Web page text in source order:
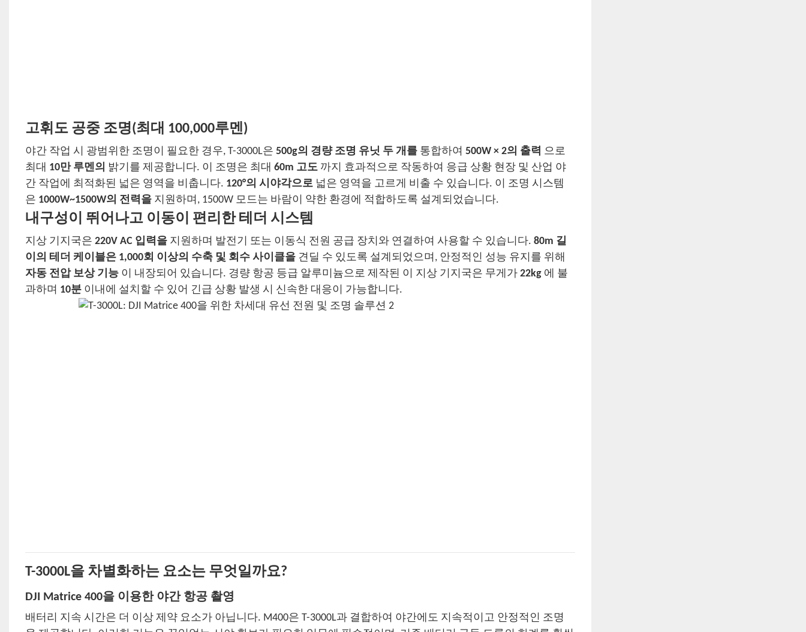
고휘도 공중 조명(최대 100,000루멘)
야간 작업 시 광범위한 조명이 필요한 경우, T-3000L은 500g의 경량 조명 유닛 두 개를통합하여 500W × 2의 출력 으로
최대 10만 루멘의 밝기를 제공합니다. 이 조명은 최대 60m 고도까지 효과적으로 작동하여 응급 상황 현장 및 산업 야
간 작업에 최적화된 넓은 영역을 비춥니다. 120°의 시야각으로넓은 영역을 고르게 비출 수 있습니다. 이 조명 시스템
은 1000W~1500W의 전력을지원하며, 1500W 모드는 바람이 약한 환경에 적합하도록 설계되었습니다.
내구성이 뛰어나고 이동이 편리한 테더 시스템
지상 기지국은 220V AC 입력을지원하며 발전기 또는 이동식 전원 공급 장치와 연결하여 사용할 수 있습니다. 80m 길
이의 테더 케이블은 1,000회 이상의 수축 및 회수 사이클을견딜 수 있도록 설계되었으며, 안정적인 성능 유지를 위해
자동 전압 보상 기능이 내장되어 있습니다. 경량 항공 등급 알루미늄으로 제작된 이 지상 기지국은 무게가 22kg에 불
과하며 10분이내에 설치할 수 있어 긴급 상황 발생 시 신속한 대응이 가능합니다.
T-3000L을 차별화하는 요소는 무엇일까요?
DJI Matrice 400을 이용한 야간 항공 촬영
배터리 지속 시간은 더 이상 제약 요소가 아닙니다. M400은 T-3000L과 결합하여 야간에도 지속적이고 안정적인 조명